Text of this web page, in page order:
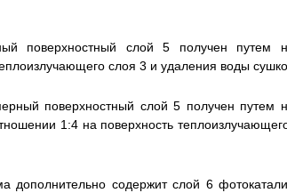
поверхностный слой 5 получен путем
слоя 3 и удаления воды
поверхностный слой 5 получен путем
1:4 на поверхность
содержит слой 6